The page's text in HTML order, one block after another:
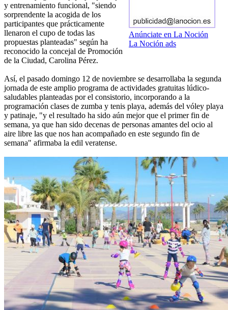
Anúnciate en La Noción
La Noción ads
y entrenamiento funcional, "siendo
sorprendente la acogida de los
participantes que prácticamente
llenaron el cupo de todas las
propuestas planteadas" según ha
reconocido la concejal de Promoción
de la Ciudad, Carolina Pérez.
Así, el pasado domingo 12 de noviembre se desarrollaba la segunda
jornada de este amplio programa de actividades gratuitas lúdico-
saludables planteadas por el consistorio, incorporando a la
programación clases de zumba y tenis playa, además del vóley playa
y patinaje, "y el resultado ha sido aún mejor que el primer fin de
semana, ya que han sido decenas de personas amantes del ocio al
aire libre las que nos han acompañado en este segundo fin de
semana" afirmaba la edil veratense.